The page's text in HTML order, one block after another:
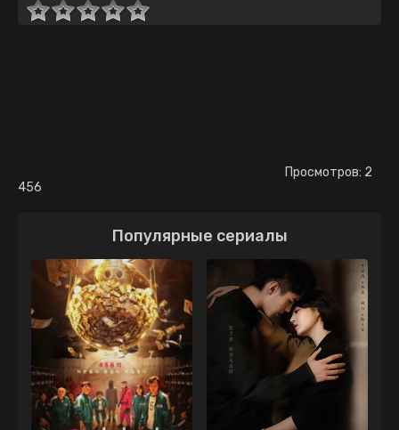
Просмотров: 2
456
Популярные сериалы